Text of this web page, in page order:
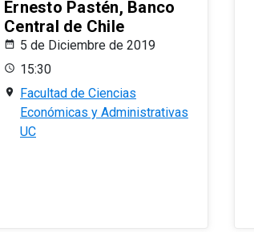
Ernesto Pastén, Banco
Central de Chile
5 de Diciembre de 2019
15:30
Facultad de Ciencias
Económicas y Administrativas
UC